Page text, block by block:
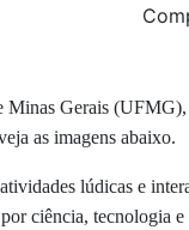
Minas Gerais
as imagens abaixo.
lúdicas e
ciência, tecnologia